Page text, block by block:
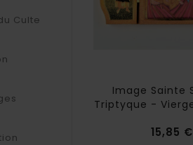
Culte
Image Sainte
Triptyque -
15,85 €